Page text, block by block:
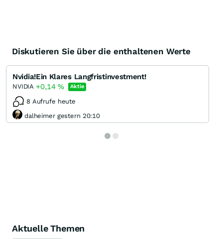
Diskutieren Sie über die enthaltenen Werte
Nvidia!Ein Klares Langfristinvestment!
NVIDIA +0,14% Aktie
8 Aufrufe heute
dalheimer gestern 20:10
Aktuelle Themen